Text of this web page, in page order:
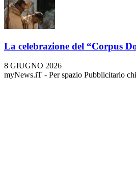
La celebrazione del “Corpus
8 GIUGNO 2026
myNews.iT - Per spazio Pubblicitario